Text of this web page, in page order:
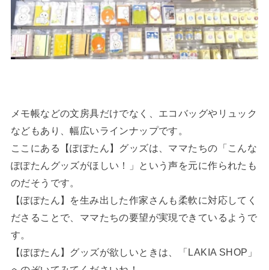
メモ帳などの文房具だけでなく、エコバッグやリュック
などもあり、幅広いラインナップです。
ここにある【ぽぽたん】グッズは、ママたちの「こんな
ぽぽたんグッズがほしい！」という声を元に作られたも
のだそうです。
【ぽぽたん】を生み出した作家さんも柔軟に対応してく
ださることで、ママたちの要望が実現できているようで
す。
【ぽぽたん】グッズが欲しいときは、「LAKIA SHOP」